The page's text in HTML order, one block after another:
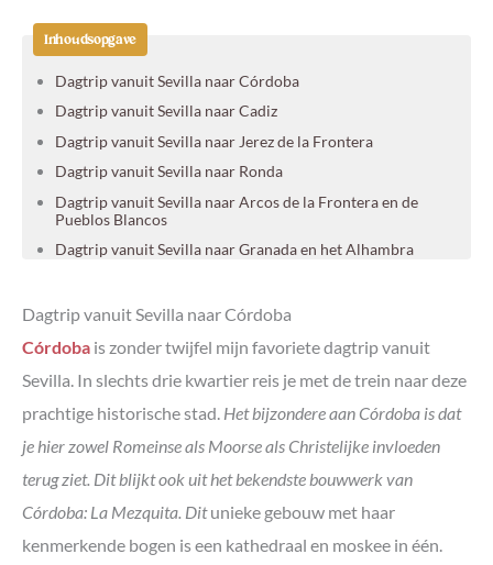
Inhoudsopgave
Dagtrip vanuit Sevilla naar Córdoba
Dagtrip vanuit Sevilla naar Cadiz
Dagtrip vanuit Sevilla naar Jerez de la Frontera
Dagtrip vanuit Sevilla naar Ronda
Dagtrip vanuit Sevilla naar Arcos de la Frontera en de
Pueblos Blancos
Dagtrip vanuit Sevilla naar Granada en het Alhambra
Dagtrip vanuit Sevilla naar de Caminito del Rey
Een auto huren in Sevilla
Dagtripvanuit Sevilla naar Córdoba
Córdoba is zonder twijfel mijn favoriete dagtrip vanuit
Sevilla. In slechts drie kwartier reis je met de trein naar deze
prachtige historische stad. Het bijzondere aan Córdoba is dat
je hier zowel Romeinse als Moorse als Christelijke invloeden
terug ziet. Dit blijkt ook uit het bekendste bouwwerk van
Córdoba: La Mezquita. Ditunieke gebouw met haar
kenmerkende bogen is een kathedraal en moskee in één.